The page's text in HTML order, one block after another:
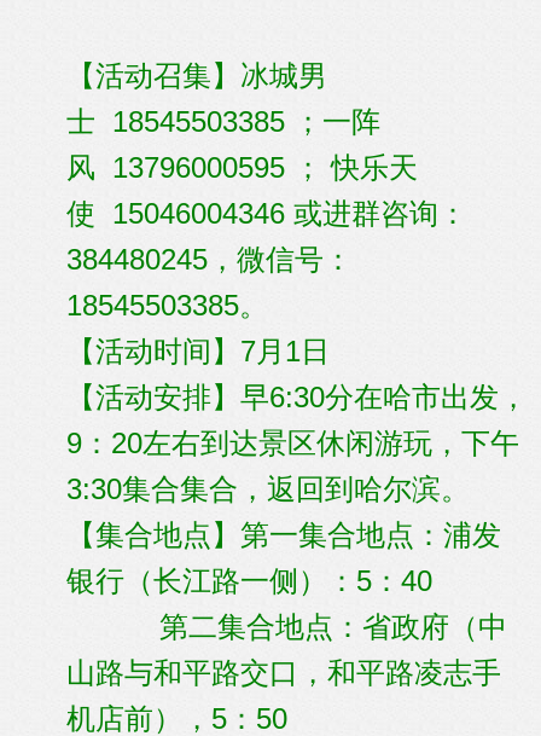
【活动召集】冰城男
士 18545503385 ；一阵
风 13796000595 ； 快乐天
使 15046004346 或进群咨询：
384480245，微信号：
18545503385。
【活动时间】7月1日
【活动安排】早6:30分在哈市出发，
9：20左右到达景区休闲游玩，下午
3:30集合集合，返回到哈尔滨。
【集合地点】第一集合地点：浦发
银行（长江路一侧）：5：40
第二集合地点：省政府（中
山路与和平路交口，和平路凌志手
机店前），5：50